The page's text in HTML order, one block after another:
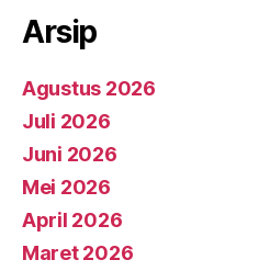
Arsip
Agustus 2026
Juli 2026
Juni 2026
Mei 2026
April 2026
Maret 2026